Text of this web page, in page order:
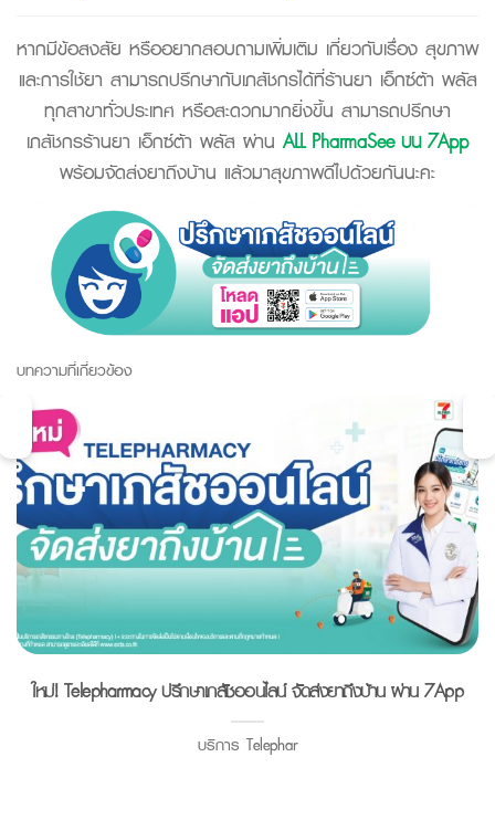
หากมีข้อสงสัย หรืออยากสอบถามเพิ่มเติม เกี่ยวกับเรื่อง สุขภาพ
และการใช้ยา สามารถปรึกษากับเภสัชกรได้ที่ร้านยา เอ็กซ์ต้า พลัส
ทุกสาขาทั่วประเทศ หรือสะดวกมากยิ่งขึ้น สามารถปรึกษา
เภสัชกรร้านยา เอ็กซ์ต้า พลัส ผ่าน ALL PharmaSee บน 7App
พร้อมจัดส่งยาถึงบ้าน แล้วมาสุขภาพดีไปด้วยกันนะคะ
บทความที่เกี่ยวข้อง
ใหม่! Telepharmacy ปรึกษาเภสัชออนไลน์ จัดส่งยาถึงบ้าน ผ่าน 7App
บริการ Telephar